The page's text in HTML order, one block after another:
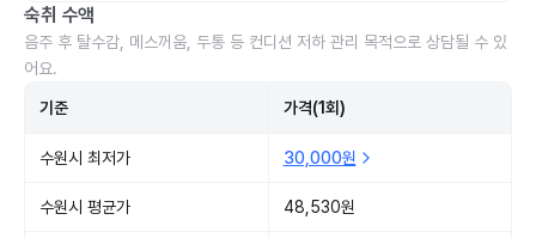
숙취 수액
음주 후 탈수감, 메스꺼움, 두통 등 컨디션 저하 관리 목적으로 상담될 수 있
어요.
기준 가격(1회)
수원시 최저가 30,000원
수원시 평균가 48,530원